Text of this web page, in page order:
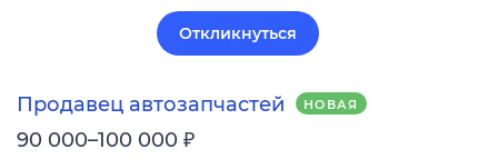
Откликнуться
Продавец автозапчастей НОВАЯ
90 000–100 000 ₽